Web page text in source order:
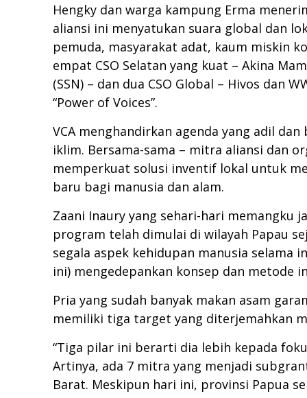
Hengky dan warga kampung Erma
aliansi ini menyatukan suara global dan
pemuda, masyarakat adat, kaum miskin
empat CSO Selatan yang kuat – Akina
(SSN) – dan dua CSO Global – Hivos dan
“Power of Voices”.
VCA menghandirkan agenda yang adil
iklim. Bersama-sama – mitra aliansi dan
memperkuat solusi inventif lokal untuk
baru bagi manusia dan alam.
Zaani Inaury yang sehari-hari memangku
program telah dimulai di wilayah Papau
segala aspek kehidupan manusia selama
ini) mengedepankan konsep dan metode
Pria yang sudah banyak makan asam
memiliki tiga target yang diterjemahkan
“Tiga pilar ini berarti dia lebih kepada
Artinya, ada 7 mitra yang menjadi
Barat. Meskipun hari ini, provinsi Papua